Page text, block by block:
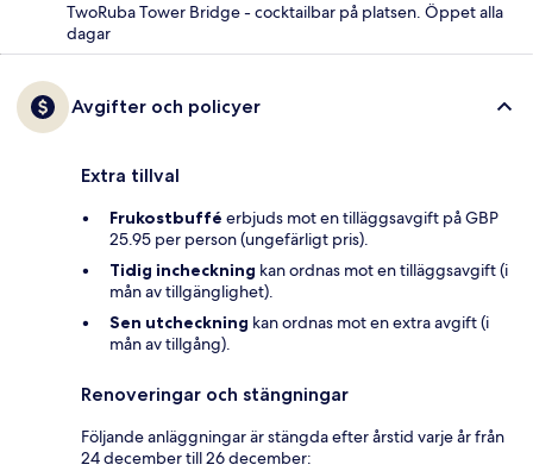
TwoRuba Tower Bridge - cocktailbar på platsen. Öppet alla
dagar
Avgifter och policyer
Extra tillval
Frukostbuffé erbjuds mot en tilläggsavgift på GBP
25.95 per person (ungefärligt pris).
Tidig incheckning kan ordnas mot en tilläggsavgift (i
mån av tillgänglighet).
Sen utcheckning kan ordnas mot en extra avgift (i
mån av tillgång).
Renoveringar och stängningar
Följande anläggningar är stängda efter årstid varje år från
24 december till 26 december: